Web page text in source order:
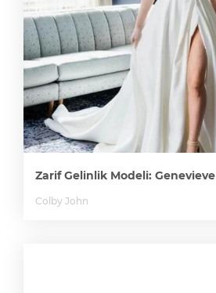
Zarif Gelinlik Modeli: Genevieve
Colby John